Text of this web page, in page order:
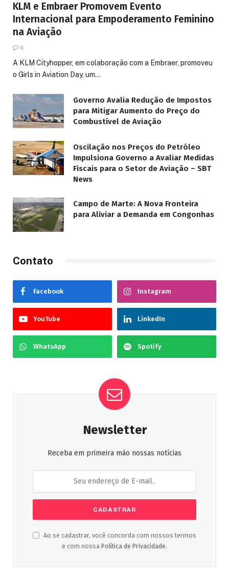
KLM e Embraer Promovem Evento
Internacional para Empoderamento Feminino
na Aviação
0
A KLM Cityhopper, em colaboração com a Embraer, promoveu
o Girls in Aviation Day, um…
Governo Avalia Redução de Impostos
para Mitigar Aumento do Preço do
Combustível de Aviação
Oscilação nos Preços do Petróleo
Impulsiona Governo a Avaliar Medidas
Fiscais para o Setor de Aviação – SBT
News
Campo de Marte: A Nova Fronteira
para Aliviar a Demanda em Congonhas
Contato
Facebook Instagram
YouTube LinkedIn
WhatsApp Spotify
Newsletter
Receba em primeira mão nossas notícias
Ao se cadastrar, você concorda com nossos termos
e com nossa Política de Privacidade.